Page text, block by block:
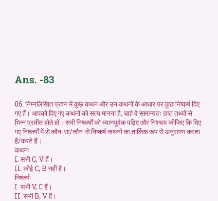
Ans. -83
06. निम्नलिखित प्रश्न में कुछ कथन और उन कथनों के आधार पर कुछ निष्कर्ष दिए
गए हैं। आपको दिए गए कथनों को सत्य मानना है, चाहे वे सामान्यतः ज्ञात तथ्यों से
भिन्न प्रतीत होते हों। सभी निष्कर्षों को ध्यानपूर्वक पढ़िए और निश्चय कीजिए कि दिए
गए निष्कर्षों में से कौन-सा/कौन-से निष्कर्ष कथनों का तार्किक रूप से अनुसरण करता
है/करते हैं।
कथनः
I. सभी C, V हैं।
II. कोई C, B नहीं है।
निष्कर्षः
I. सभी V, C हैं।
II. सभी B, V हैं।